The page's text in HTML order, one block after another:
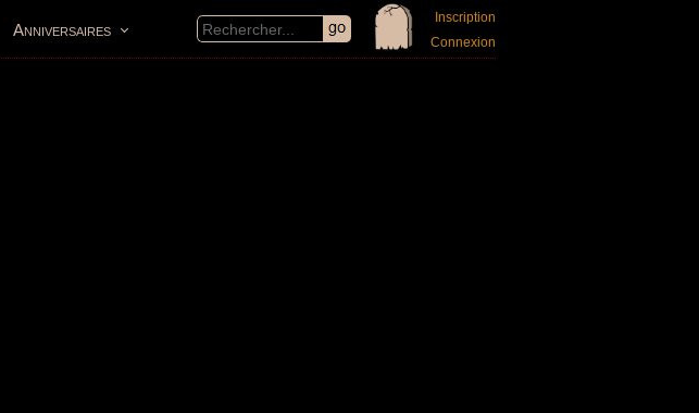
Anniversaires
Inscription
Connexion